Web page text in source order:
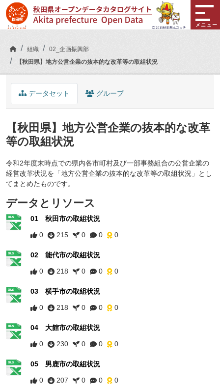
Skip to main content
メニュー
組織
02_企画振興部
【秋田県】地方公営企業の抜本的な改革等の取組状況
データセット グループ
【秋田県】地方公営企業の抜本的な改革
等の取組状況
令和2年度末時点での県内各市町村及び一部事務組合の公営企業の
経営改革状況を「地方公営企業の抜本的な改革等の取組状況」とし
てまとめたものです。
データとリソース
01 秋田市の取組状況
0 215 0 0 0
02 能代市の取組状況
0 218 0 0 0
03 横手市の取組状況
0 218 0 0 0
04 大館市の取組状況
0 230 0 0 0
05 男鹿市の取組状況
0 207 0 0 0